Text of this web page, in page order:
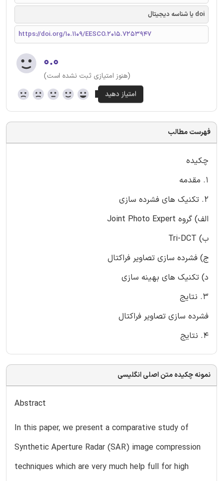
doi یا شناسه دیجیتال
https://doi.org/10.1109/EESCO.2015.7253947
۰.۰
(هنوز امتیازی ثبت نشده است)
فهرست مطالب
چکیده
1. مقدمه
2. تکنیک های فشرده سازی
الف) گروه Joint Photo Expert
ب) Tri-DCT
ج) فشرده سازی تصاویر فراکتال
د) تکنیک های بهینه سازی
3. نتایج
فشرده سازی تصاویر فراکتال
4. نتایج
نمونه چکیده متن اصلی انگلیسی
Abstract
In this paper, we present a comparative study of
Synthetic Aperture Radar (SAR) image compression
techniques which are very much help full for high